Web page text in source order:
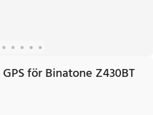
för Binatone Z430BT